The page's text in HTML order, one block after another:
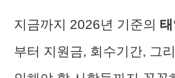
지금까지 2026년 기준의
부터 지원금, 회수기간, 그